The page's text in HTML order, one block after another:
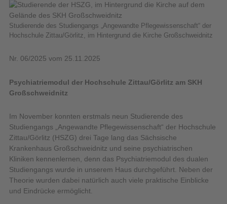
Studierende des Studiengangs „Angewandte Pflegewissenschaft“ der
Hochschule Zittau/Görlitz, im Hintergrund die Kirche Großschweidnitz
Nr. 06/2025 vom 25.11.2025
Psychiatriemodul der Hochschule Zittau/Görlitz am SKH
Großschweidnitz
Im November konnten erstmals neun Studierende des
Studiengangs „Angewandte Pflegewissenschaft“ der Hochschule
Zittau/Görlitz (HSZG) drei Tage lang das Sächsische
Krankenhaus Großschweidnitz und seine psychiatrischen
Kliniken kennenlernen, denn das Psychiatriemodul des dualen
Studiengangs wurde in unserem Haus durchgeführt. Neben der
Theorie wurden dabei natürlich auch viele praktische Einblicke
und Eindrücke ermöglicht.